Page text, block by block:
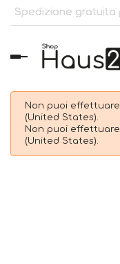
Spedizione gratuita
navigazione
Non puoi
(United States).
Non puoi
(United States).